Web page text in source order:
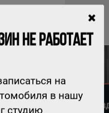
ПРИСАДКИ И
СОСТАВЫ
НЕ РАБОТАЕТ
на
в нашу
студию